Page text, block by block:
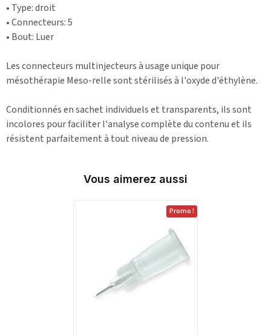
• Type: droit
• Connecteurs: 5
• Bout: Luer
Les connecteurs multinjecteurs à usage unique pour
mésothérapie Meso-relle sont stérilisés à l'oxyde d'éthylène.
Conditionnés en sachet individuels et transparents, ils sont
incolores pour faciliter l'analyse complète du contenu et ils
résistent parfaitement à tout niveau de pression.
Vous aimerez aussi
Promo !